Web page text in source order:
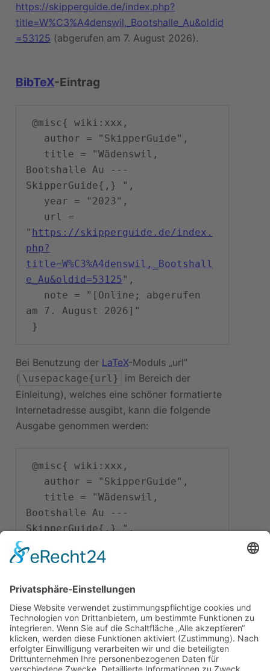
https://skipperguide.de/index.php?
title=W%C3%A4denswil,_Bootshalle_Au&oldid
=53125 (abgerufen am 7. August 2026).
BibTeX-Eintrag
Bootshalle Au ---
SkipperGuide{,} ",
" https://skipperguide.de/index.
php?
title=W%C3%A4denswil,_Bootshall
e_Au&oldid=53125",
am 7. August 2026]"
Bei Benutzung der LaTeX-Moduls „url“
( \usepackage{url}
im Bereich der
Einleitung), welches eine schöner formatierte
Internetadresse ausgibt, kann die folgende
Ausgabe genommen werden:
Bootshalle Au ---
SkipperGuide{,} ",
   year = "2023",
   url =
ndex.php?
title=W%C3%A4denswil,_Bootshall
e_Au&oldid=53125}",
   note = "[Online; abgerufen
am 7. August 2026]"